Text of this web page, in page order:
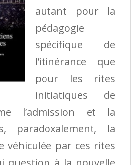
autant pour la
pédagogie
spécifique de
l’itinérance que
pour les rites
initiatiques de
l’admission et la
paradoxalement, la
véhiculée par ces rites
question à la nouvelle